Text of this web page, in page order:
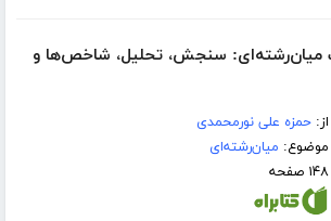
میان‌رشته‌ای: سنجش، تحلیل، شاخص‌ها و
از:حمزه علی نورمحمدی
موضوع: میان‌رشته‌ای
۱۴۸ صفحه